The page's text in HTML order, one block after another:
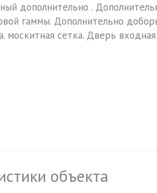
дополнительно .
гаммы. Дополнительно
сетка. Дверь входная
объекта